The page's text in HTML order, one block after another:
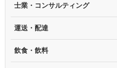
士業・コンサルティング
運送・配達
飲食・飲料